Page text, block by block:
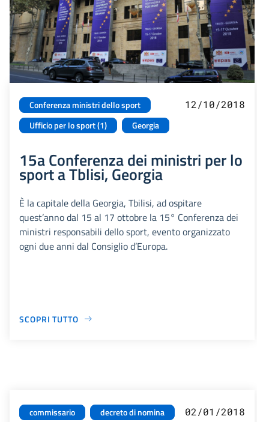
Conferenza ministri dello sport
Ufficio per lo sport (1)
Georgia
12/10/2018
15a Conferenza dei ministri per lo
sport a Tblisi, Georgia
È la capitale della Georgia, Tbilisi, ad ospitare
quest’anno dal 15 al 17 ottobre la 15° Conferenza dei
ministri responsabili dello sport, evento organizzato
ogni due anni dal Consiglio d’Europa.
SCOPRI TUTTO
commissario decreto di nomina 02/01/2018